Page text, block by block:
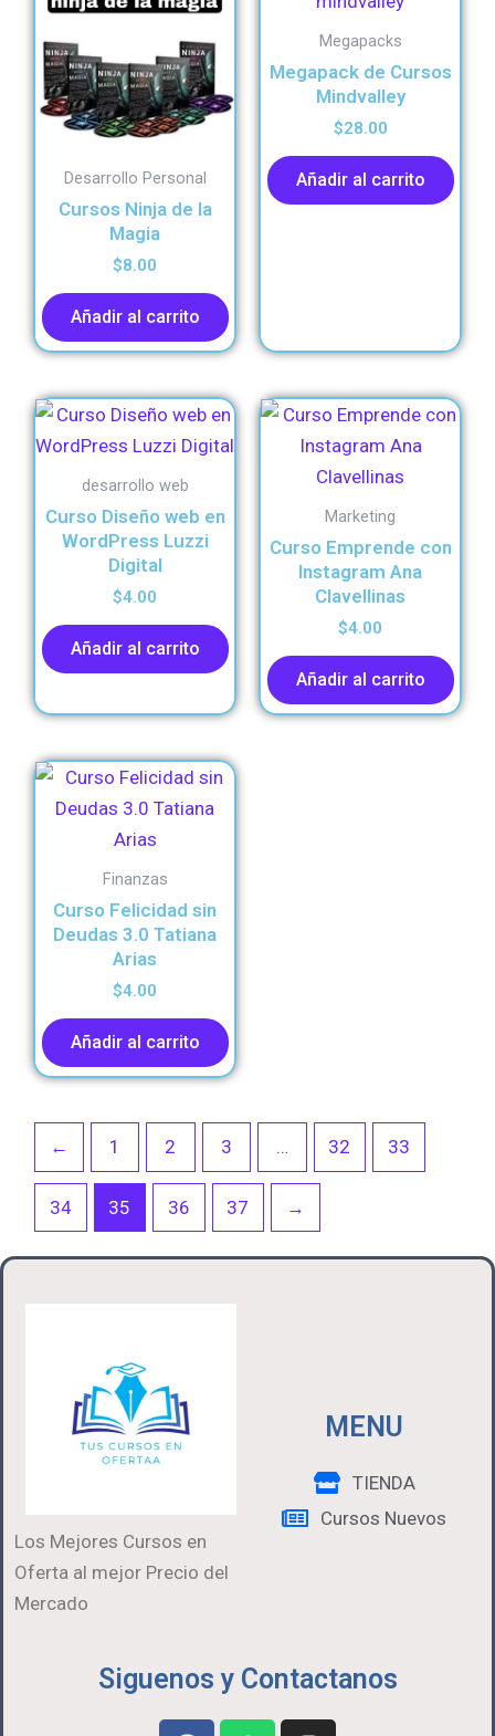
Desarrollo Personal
Cursos Ninja de la
Magia
$8.00
Añadir al carrito
Megapacks
Megapack de Cursos
Mindvalley
$28.00
Añadir al carrito
desarrollo web
Curso Diseño web en
WordPress Luzzi
Digital
$4.00
Añadir al carrito
Marketing
Curso Emprende con
Instagram Ana
Clavellinas
$4.00
Añadir al carrito
Finanzas
Curso Felicidad sin
Deudas 3.0 Tatiana
Arias
$4.00
Añadir al carrito
← 1 2 3 … 32 33
34 35 36 37 →
Los Mejores Cursos en
Oferta al mejor Precio del
Mercado
MENU
TIENDA
Cursos Nuevos
Siguenos y Contactanos